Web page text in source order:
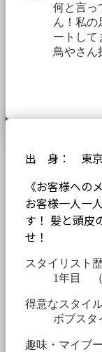
何と言っ
ん！私の
ートして
鳥やさん
出 身： 東
《お客様への
お客様一人一
す！ 髪と頭皮
せ！
スタイリスト
1年目 （
得意なスタイ
ボブスタ
趣味・マイブ